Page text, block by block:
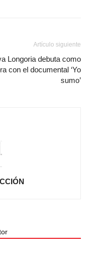
Artículo siguiente
Longoria debuta como
con el documental ‘Yo
sumo’